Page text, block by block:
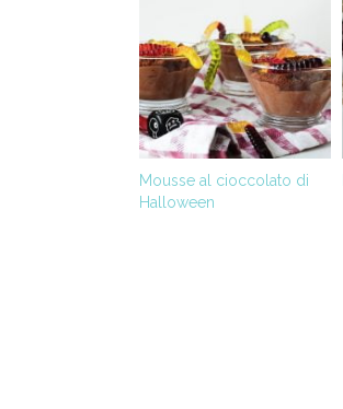
Mousse al cioccolato di
Halloween